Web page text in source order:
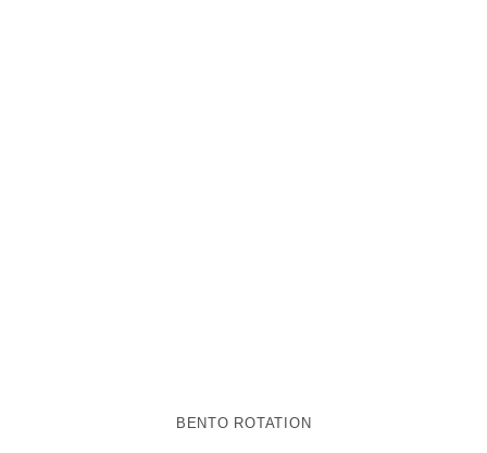
BENTO ROTATION